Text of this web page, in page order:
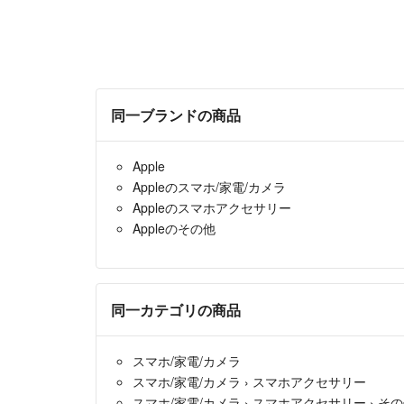
同一ブランドの商品
Apple
Appleのスマホ/家電/カメラ
Appleのスマホアクセサリー
Appleのその他
同一カテゴリの商品
スマホ/家電/カメラ
スマホ/家電/カメラ › スマホアクセサリー